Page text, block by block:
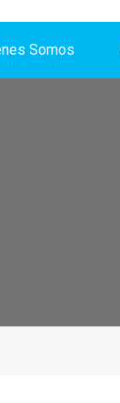
Somos